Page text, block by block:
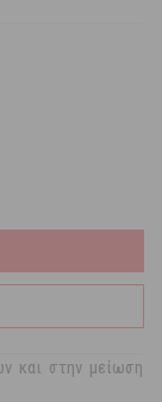
και στην μείωση